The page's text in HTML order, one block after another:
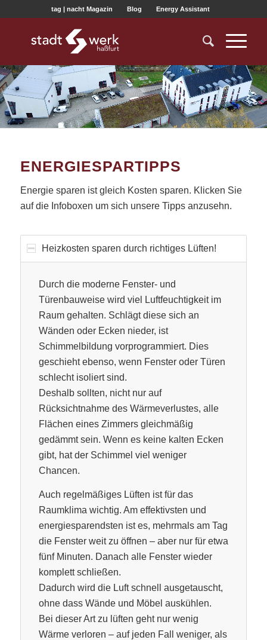
tag | nacht Magazin Blog Energy Assistant
ENERGIESPARTIPPS
Energie sparen ist gleich Kosten sparen. Klicken Sie
auf die Infoboxen um sich unsere Tipps anzusehn.
Heizkosten sparen durch richtiges Lüften!
Durch die moderne Fenster- und
Türenbauweise wird viel Luftfeuchtigkeit im
Raum gehalten. Schlägt diese sich an
Wänden oder Ecken nieder, ist
Schimmelbildung vorprogrammiert. Dies
geschieht ebenso, wenn Fenster oder Türen
schlecht isoliert sind.
Deshalb sollten, nicht nur auf
Rücksichtnahme des Wärmeverlustes, alle
Flächen eines Zimmers gleichmäßig
gedämmt sein. Wenn es keine kalten Ecken
gibt, hat der Schimmel viel weniger
Chancen.
Auch regelmäßiges Lüften ist für das
Raumklima wichtig. Am effektivsten und
energiesparendsten ist es, mehrmals am Tag
die Fenster weit zu öffnen – aber nur für etwa
fünf Minuten. Danach alle Fenster wieder
komplett schließen.
Dadurch wird die Luft schnell ausgetauscht,
ohne dass Wände und Möbel auskühlen.
Bei dieser Art zu lüften geht nur wenig
Wärme verloren – auf jeden Fall weniger, als